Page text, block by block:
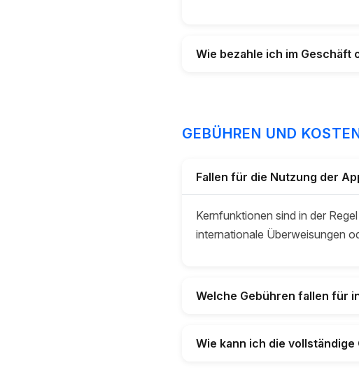
Wie bezahle ich im Geschäft
GEBÜHREN UND
Fallen für die Nutzung der
Kernfunktionen sind in der
internationale Überweisungen
Welche Gebühren fallen für
Wie kann ich die